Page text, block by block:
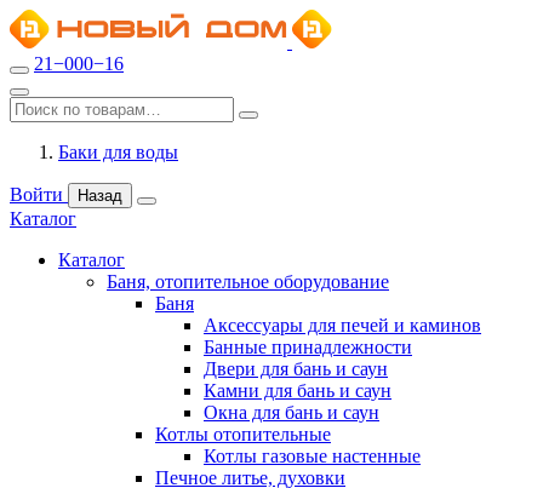
21−000−16
Баки для воды
Войти Назад
Каталог
Каталог
Баня, отопительное оборудование
Баня
Аксессуары для печей и каминов
Банные принадлежности
Двери для бань и саун
Камни для бань и саун
Окна для бань и саун
Котлы отопительные
Котлы газовые настенные
Печное литье, духовки